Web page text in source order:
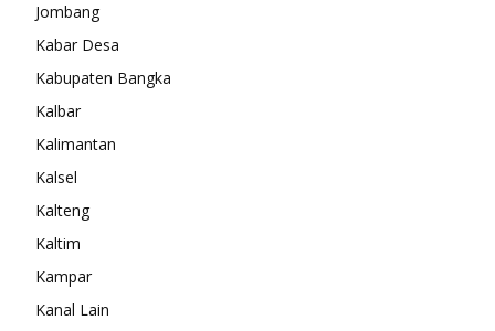
Jombang
Kabar Desa
Kabupaten Bangka
Kalbar
Kalimantan
Kalsel
Kalteng
Kaltim
Kampar
Kanal Lain